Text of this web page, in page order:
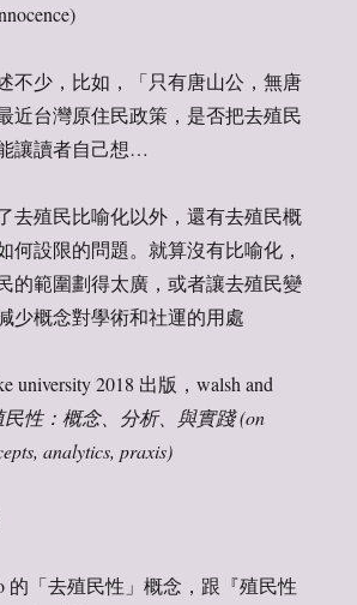
不少，比如，「只有唐山公，無唐
近台灣原住民政策，是否把去殖民
讓讀者自己想…
去殖民比喻化以外，還有去殖民概
何設限的問題。就算沒有比喻化，
的範圍劃得太廣，或者讓去殖民變
少概念對學術和社運的用處
university 2018 出版，walsh and
性：概念、分析、與實踐 (on
analytics, praxis)
的「去殖民性」概念，跟『殖民性